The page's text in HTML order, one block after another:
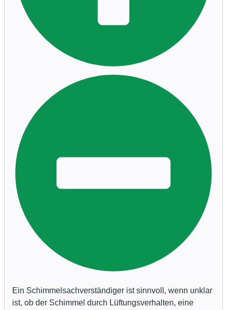
Ein Schimmelsachverständiger ist sinnvoll, wenn unklar
ist, ob der Schimmel durch Lüftungsverhalten, eine